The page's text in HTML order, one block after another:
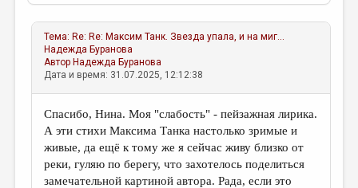
Тема: Re: Re: Максим Танк. Звезда упала, и на миг...
Надежда Буранова
Автор Надежда Буранова
Дата и время: 31.07.2025, 12:12:38
Спасибо, Нина. Моя "слабость" - пейзажная лирика.
А эти стихи Максима Танка настолько зримые и
живые, да ещё к тому же я сейчас живу близко от
реки, гуляю по берегу, что захотелось поделиться
замечательной картиной автора. Рада, если это